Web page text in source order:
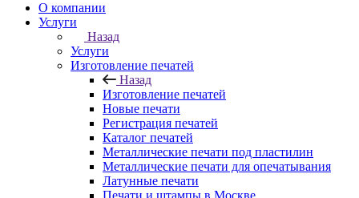
О компании
Услуги
Назад
Услуги
Изготовление печатей
Назад
Изготовление печатей
Новые печати
Регистрация печатей
Каталог печатей
Металлические печати под пластилин
Металлические печати для опечатывания
Латунные печати
Печати и штампы в Москве